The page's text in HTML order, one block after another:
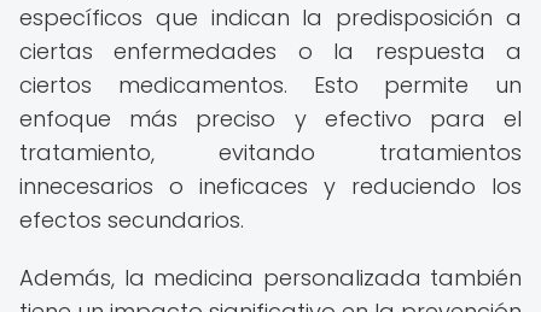
específicos que indican la predisposición a
ciertas enfermedades o la respuesta a
ciertos medicamentos. Esto permite un
enfoque más preciso y efectivo para el
tratamiento, evitando tratamientos
innecesarios o ineficaces y reduciendo los
efectos secundarios.
Además, la medicina personalizada también